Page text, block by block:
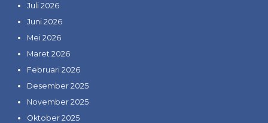
Juli 2026
Juni 2026
Mei 2026
Maret 2026
Februari 2026
Desember 2025
November 2025
Oktober 2025